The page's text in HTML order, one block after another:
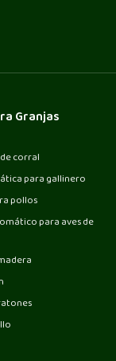
Granjas
corral
para gallinero
pollos
para aves de